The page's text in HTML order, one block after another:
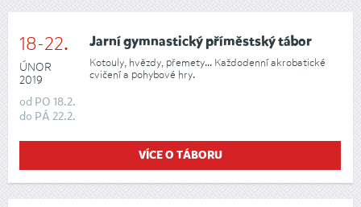
18-22.
ÚNOR
2019
od PO 18.2.
do PÁ 22.2.
Jarní gymnastický příměstský tábor
Kotouly, hvězdy, přemety... Každodenní akrobatické
cvičení a pohybové hry.
VÍCE O TÁBORU